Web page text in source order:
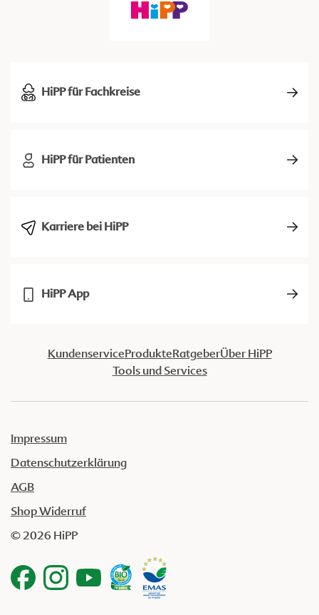
HiPP für Fachkreise
HiPP für Patienten
Karriere bei HiPP
HiPP App
KundenserviceProdukteRatgeberÜber HiPP
Tools und Services
Impressum
Datenschutzerklärung
AGB
Shop Widerruf
© 2026 HiPP